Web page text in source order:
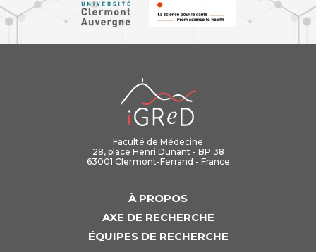
Faculté de Médecine
28, place Henri Dunant - BP 38
63001 Clermont-Ferrand - France
À PROPOS
AXE DE RECHERCHE
ÉQUIPES DE RECHERCHE